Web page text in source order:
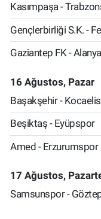
Kasımpaşa -
Gençlerbirliği S.K. -
Gaziantep FK -
16 Ağustos, Pazar
Başakşehir -
Beşiktaş - Eyüpspor
Amed - Erzurumspor
17 Ağustos,
Samsunspor -